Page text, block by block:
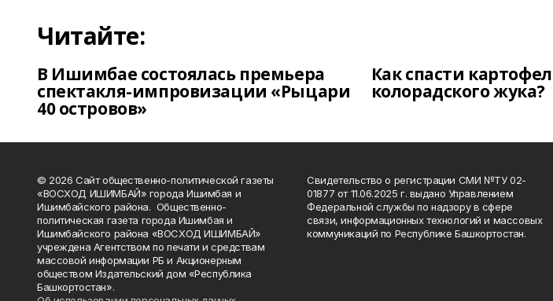
Читайте:
В Ишимбае состоялась премьера
спектакля-импровизации «Рыцари
40 островов»
Как спасти
колорадского жука?
© 2026 Сайт общественно-политической газеты
«ВОСХОД ИШИМБАЙ» города Ишимбая и
Ишимбайского района. Общественно-
политическая газета города Ишимбая и
Ишимбайского района «ВОСХОД ИШИМБАЙ»
учреждена Агентством по печати и средствам
массовой информации РБ и Акционерным
обществом Издательский дом «Республика
Башкортостан».
Свидетельство о регистрации СМИ №ТУ 02-
01877 от 11.06.2025 г. выдано Управлением
Федеральной службы по надзору в сфере
связи, информационных технологий и массовых
коммуникаций по Республике Башкортостан.